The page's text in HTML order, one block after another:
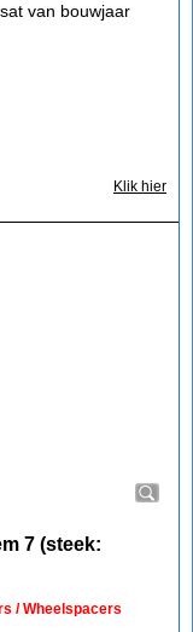
van bouwjaar
Klik hier
7 (steek:
/ Wheelspacers